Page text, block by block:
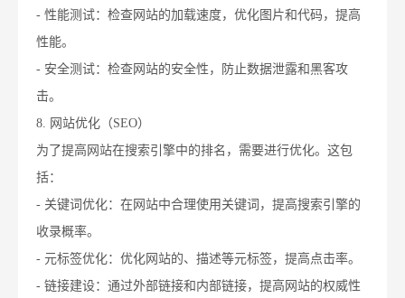
- 性能测试：检查网站的加载速度，优化图片和代码，提高
性能。
- 安全测试：检查网站的安全性，防止数据泄露和黑客攻
击。
8. 网站优化（SEO）
为了提高网站在搜索引擎中的排名，需要进行优化。这包
括：
- 关键词优化：在网站中合理使用关键词，提高搜索引擎的
收录概率。
- 元标签优化：优化网站的、描述等元标签，提高点击率。
- 链接建设：通过外部链接和内部链接，提高网站的权威性